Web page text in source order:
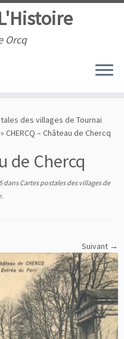
Orcq
des villages de Tournai
» CHERCQ – Château de Chercq
de Chercq
dansCartes postales des villages de
.
Suivant →